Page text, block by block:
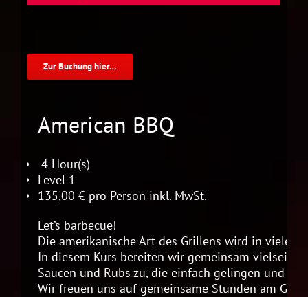
Zur Buchung hier…
American BBQ
4 Hour(s)
Level 1
135,00 € pro Person inkl. MwSt.
Let’s barbecue!
Die amerikanische Art des Grillens wird in vielen
In diesem Kurs bereiten wir gemeinsam
Saucen und Rubs zu, die einfach gelingen und
Wir freuen uns auf gemeinsame Stunden am